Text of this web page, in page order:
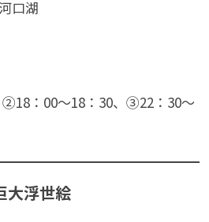
口湖
：00〜18：30、③22：30〜
大浮世絵